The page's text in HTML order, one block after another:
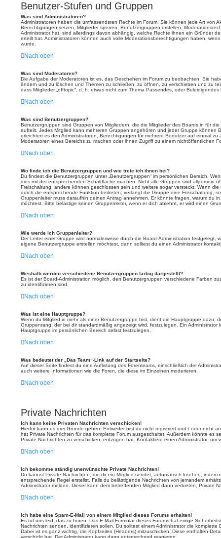
Benutzer-Stufen und Gruppen
Was sind Administratoren?
Administratoren haben die umfassendsten Rechte im Forum. Sie können jede Art von
Berechtigungen setzen, Mitglieder sperren, Benutzergruppen erstellen,
Administrator hat, sind allerdings davon abhängig, welche Rechte ihnen ein Gründer
erteilt hat. Administratoren können auch volle Moderationsberechtigungen haben,
wurde.
Nach oben
Was sind Moderatoren?
Die Aufgabe der Moderatoren ist es, das Geschehen im Forum zu beobachten. Sie
ändern und zu löschen und Themen zu schließen, zu öffnen, zu verschieben und zu
dass Mitglieder „offtopic“, d. h. etwas nicht zum Thema Passendes, oder
Nach oben
Was sind Benutzergruppen?
Benutzergruppen sind Gruppen von Mitgliedern, die die Mitglieder des Boards in für
aufteilt. Jedes Mitglied kann mehreren Gruppen angehören und jeder Gruppe können
erleichtert es den Administratoren, Berechtigungen für mehrere Benutzer auf einmal zu
Moderatoren eines Bereichs zu machen oder ihnen Zugriff zu einem nichtöffentlichen
Nach oben
Wo finde ich die Benutzergruppen und wie trete ich ihnen bei?
Du findest die Benutzergruppen unter „Benutzergruppen“ im persönlichen Bereich.
dies mit der entsprechenden Schaltfläche machen. Nicht alle Gruppen sind allgemein
Freischaltung, andere können geschlossen sein und weitere sogar versteckt. Wenn
durch die entsprechende Funktion beitreten; verlangt die Gruppe eine Freischaltung,
Gruppenleiter muss daraufhin deinen Antrag annehmen. Er könnte fragen, warum du
möchtest. Bitte belästige keinen Gruppenleiter, wenn er dich ablehnt, er wird einen
Nach oben
Wie werde ich Gruppenleiter?
Der Leiter einer Gruppe wird normalerweise durch die Board-Administration festgelegt,
eigene Benutzergruppe erstellen möchtest, dann solltest du einen Administrator
Nach oben
Weshalb werden verschiedene Benutzergruppen farbig dargestellt?
Es ist der Board-Administration möglich, den Benutzergruppen verschiedene Farben
zu identifizieren sind.
Nach oben
Was ist eine Hauptgruppe?
Wenn du Mitglied in mehr als einer Benutzergruppe bist, dient die Hauptgruppe dazu,
Gruppenrang, der bei dir standardmäßig angezeigt wird, festzulegen. Ein
Hauptgruppe im persönlichen Bereich selbst festzulegen.
Nach oben
Was bedeutet der „Das Team“-Link auf der Startseite?
Auf dieser Seite findest du eine Auflistung des Forenteams, einschließlich der
auch weitere Informationen wie die Foren, die diese im Einzelnen moderieren.
Nach oben
Private Nachrichten
Ich kann keine Privaten Nachrichten verschicken!
Hierfür kann es drei Gründe geben: Entweder bist du nicht registriert und / oder nicht
hat Private Nachrichten für das komplette Forum ausgeschaltet. Außerdem könnte es
Private Nachrichten zu verschicken, entzogen hat. Kontaktiere einen Administrator, um
Nach oben
Ich bekomme ständig unerwünschte Private Nachrichten!
Du kannst Private Nachrichten, die dir ein Mitglied sendet, automatisch löschen, indem
entsprechende Regel erstellst. Falls du belästigende Nachrichten von jemandem
Administrator melden. Dieser kann dem betreffenden Mitglied dann verbieten, Private
Nach oben
Ich habe eine Spam-E-Mail von einem Mitglied dieses Forums erhalten!
Es tut uns leid, das zu hören. Das E-Mail-Formular dieses Forums hat einige
Nachrichten senden, identifizieren sollen. Du solltest einem Administrator die komplette
Dabei ist es ganz wichtig, die Kopfzeilen (Headers) mitzuschicken. Diese enthalten
verschickt hat. Der Administrator kann dann entsprechend reagieren.